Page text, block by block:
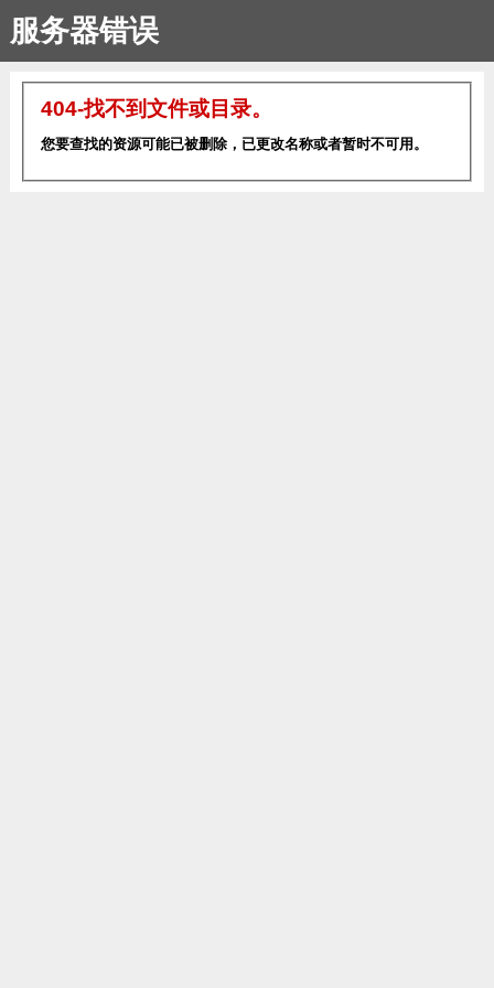
服务器错误
404-找不到文件或目录。
您要查找的资源可能已被删除，已更改名称或者暂时不可用。